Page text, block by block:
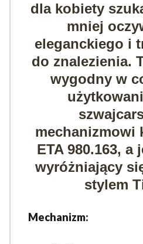
dla kobiety
mniej
eleganckiego i
do znalezienia.
wygodny w
mechanizmowi
ETA 980.163, a
wyróżniający
stylem
Mechanizm: